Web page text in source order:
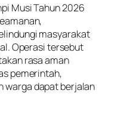
Musi Tahun 2026
masyarakat
Operasi tersebut
rasa aman
pemerintah,
warga dapat berjalan